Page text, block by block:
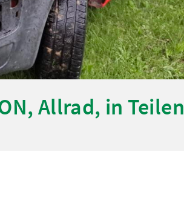
Allrad, in Teilen